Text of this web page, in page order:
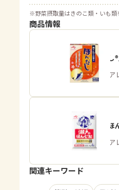
※野菜摂取量はきのこ類・いも類
商品情報
「ほんだし®
商品・ア
「瀬戸のほ
商品・ア
関連キーワード